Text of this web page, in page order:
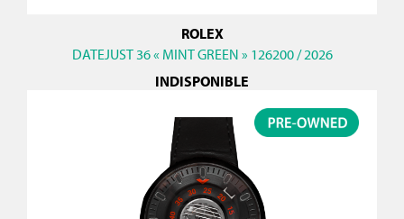
ROLEX
DATEJUST 36 « MINT GREEN » 126200 / 2026
INDISPONIBLE